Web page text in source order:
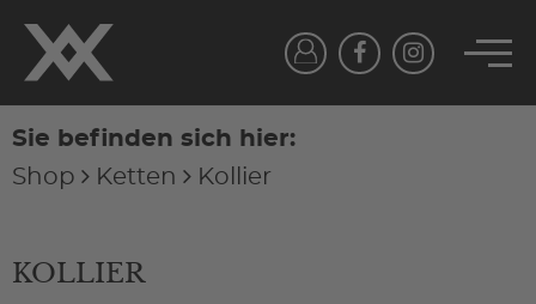
Sie befinden sich hier:
Shop
Ketten Kollier
KOLLIER